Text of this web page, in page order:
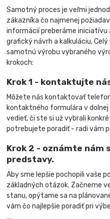
Samotný proces je veľmi
zákazníka čo najmenej
informácií preberáme iniciatívu
grafický návrh a kalkuláciu.
samotnú výrobu vybraného
krokoch:
Krok 1 - kontaktujte
Môžete nás kontaktovať
kontaktného formulára v
vedieť, či ste si už vybrali
potrebujete poradiť - radi vám
Krok 2 - oznámte nám
predstavy.
Aby sme lepšie pochopili vaše
základných otázok. Začneme
stanu, opýtame sa na
vám čo najlepšie poradiť pri